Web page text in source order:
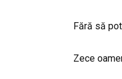
Fără să
Zece